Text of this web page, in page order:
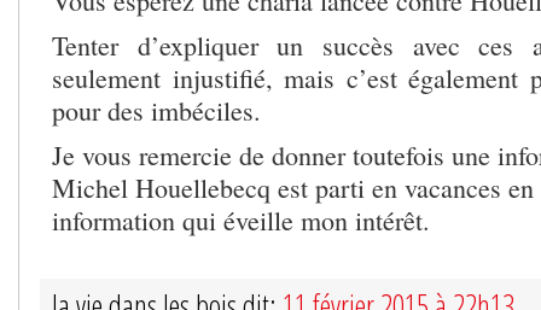
Tenter d’expliquer un succès avec ces
seulement injustifié, mais c’est également
pour des imbéciles.
Je vous remercie de donner toutefois une
Michel Houellebecq est parti en vacances
information qui éveille mon intérêt.